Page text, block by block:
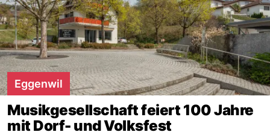
Eggenwil
Musikgesellschaft feiert 100 Jahre
mit Dorf- und Volksfest